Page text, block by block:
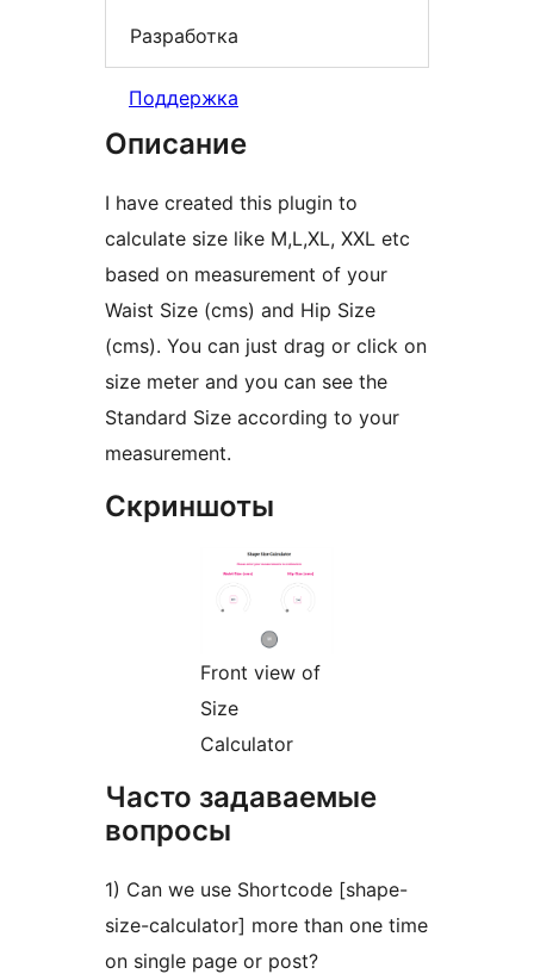
Разработка
Поддержка
Описание
I have created this plugin to
calculate size like M,L,XL, XXL etc
based on measurement of your
Waist Size (cms) and Hip Size
(cms). You can just drag or click on
size meter and you can see the
Standard Size according to your
measurement.
Скриншоты
Front view of
Size
Calculator
Часто задаваемые
вопросы
1) Can we use Shortcode [shape-
size-calculator] more than one time
on single page or post?